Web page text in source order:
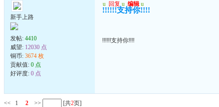
新手上路
发帖: 4410
威望: 12030 点
铜币: 3674 枚
贡献值: 0 点
好评度: 0 点
u 回复 u 编辑 u
!!!!!!支持你!!!!
!!!!!!支持你!!!!
<< 1 2 >> [共2页]